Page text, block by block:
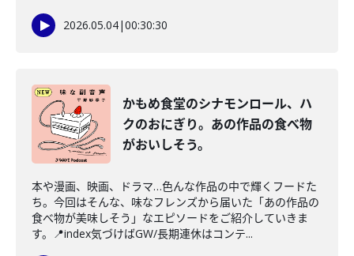
2026.05.04|00:30:30
かもめ食堂のシナモンロール、ハ
クのおにぎり。あの作品の食べ物
がおいしそう。
本や漫画、映画、ドラマ…色んな作品の中で輝くフードた
ち。今回はそんな、味なフレンズから届いた「あの作品の
食べ物が美味しそう」なエピソードをご紹介していきま
す。📍index気づけばGW/長期連休はコンテ...